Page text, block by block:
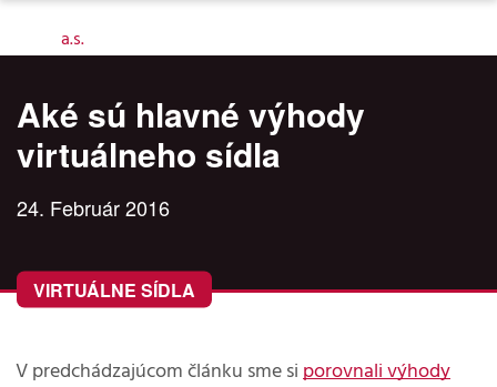
Aké sú hlavné výhody
virtuálneho sídla
24. Február 2016
VIRTUÁLNE SÍDLA
V predchádzajúcom článku sme si porovnali výhody